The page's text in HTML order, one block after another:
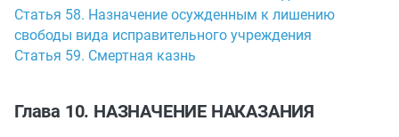
Статья 58. Назначение осужденным к лишению
свободы вида исправительного учреждения
Статья 59. Смертная казнь
Глава 10. НАЗНАЧЕНИЕ НАКАЗАНИЯ